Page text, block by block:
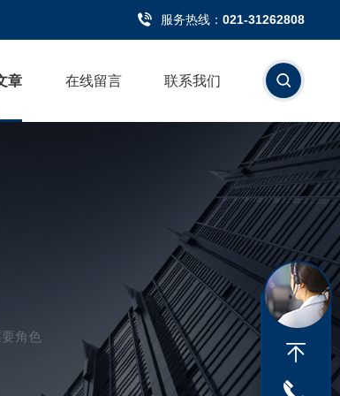
服务热线： 021-31262808
章 在线留言 联系我们
角色